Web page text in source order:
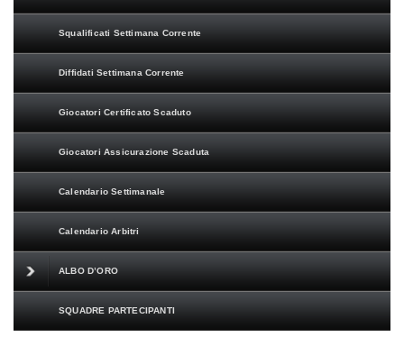
Squalificati Settimana Corrente
Diffidati Settimana Corrente
Giocatori Certificato Scaduto
Giocatori Assicurazione Scaduta
Calendario Settimanale
Calendario Arbitri
ALBO D’ORO
SQUADRE PARTECIPANTI